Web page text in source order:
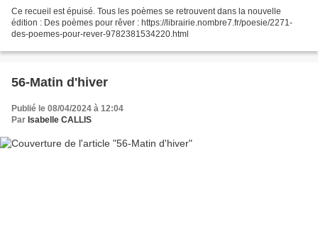
Ce recueil est épuisé. Tous les poèmes se retrouvent dans la nouvelle
édition : Des poèmes pour rêver : https://librairie.nombre7.fr/poesie/2271-
des-poemes-pour-rever-9782381534220.html
56-Matin d'hiver
Publié le 08/04/2024 à 12:04
Par Isabelle CALLIS